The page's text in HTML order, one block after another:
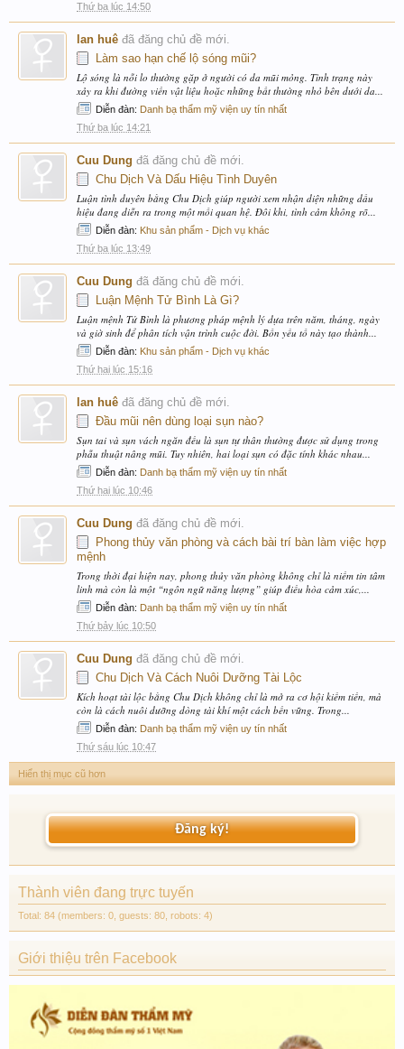
Thứ ba lúc 14:50
lan huê đã đăng chủ đề mới.
Làm sao hạn chế lộ sóng mũi?
Lộ sóng là nỗi lo thường gặp ở người có da mũi mỏng. Tình trạng này
xảy ra khi đường viền vật liệu hoặc những bất thường nhỏ bên dưới da...
Diễn đàn: Danh bạ thẩm mỹ viện uy tín nhất
Thứ ba lúc 14:21
Cuu Dung đã đăng chủ đề mới.
Chu Dịch Và Dấu Hiệu Tình Duyên
Luận tình duyên bằng Chu Dịch giúp người xem nhận diện những dấu
hiệu đang diễn ra trong một mối quan hệ. Đôi khi, tình cảm không rõ...
Diễn đàn: Khu sản phẩm - Dịch vụ khác
Thứ ba lúc 13:49
Cuu Dung đã đăng chủ đề mới.
Luận Mệnh Tử Bình Là Gì?
Luận mệnh Tử Bình là phương pháp mệnh lý dựa trên năm, tháng, ngày
và giờ sinh để phân tích vận trình cuộc đời. Bốn yếu tố này tạo thành...
Diễn đàn: Khu sản phẩm - Dịch vụ khác
Thứ hai lúc 15:16
lan huê đã đăng chủ đề mới.
Đầu mũi nên dùng loại sụn nào?
Sụn tai và sụn vách ngăn đều là sụn tự thân thường được sử dụng trong
phẫu thuật nâng mũi. Tuy nhiên, hai loại sụn có đặc tính khác nhau...
Diễn đàn: Danh bạ thẩm mỹ viện uy tín nhất
Thứ hai lúc 10:46
Cuu Dung đã đăng chủ đề mới.
Phong thủy văn phòng và cách bài trí bàn làm việc hợp
mệnh
Trong thời đại hiện nay, phong thủy văn phòng không chỉ là niềm tin tâm
linh mà còn là một “ngôn ngữ năng lượng” giúp điều hòa cảm xúc,...
Diễn đàn: Danh bạ thẩm mỹ viện uy tín nhất
Thứ bảy lúc 10:50
Cuu Dung đã đăng chủ đề mới.
Chu Dịch Và Cách Nuôi Dưỡng Tài Lộc
Kích hoạt tài lộc bằng Chu Dịch không chỉ là mở ra cơ hội kiếm tiền, mà
còn là cách nuôi dưỡng dòng tài khí một cách bền vững. Trong...
Diễn đàn: Danh bạ thẩm mỹ viện uy tín nhất
Thứ sáu lúc 10:47
Hiển thị mục cũ hơn
Đăng ký!
Thành viên đang trực tuyến
Total: 84 (members: 0, guests: 80, robots: 4)
Giới thiệu trên Facebook